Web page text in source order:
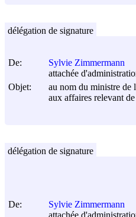
De:
Sylvie Zimmermann
attachée
Objet:
au nom du ministre de
aux affaires relevant
délégation de signature
De:
Sylvie Zimmermann
délégation de signature